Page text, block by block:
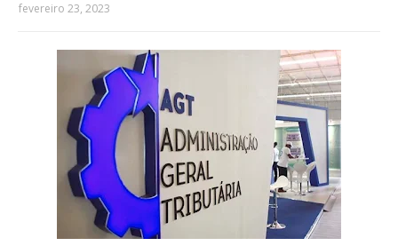
fevereiro 23, 2023